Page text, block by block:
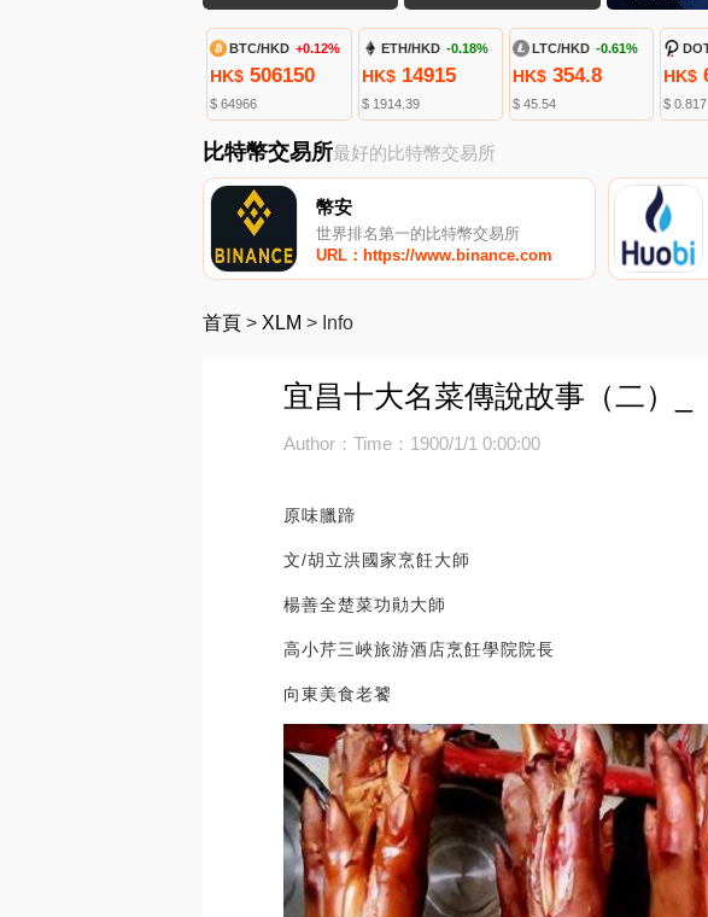
BTC/HKD +0.12%
HK$ 506150
$ 64966
ETH/HKD -0.18%
HK$14915
$ 1914.39
LTC/HKD -0.61%
HK$354.8
$ 45.54
HK$
$ 0.817
比特幣交易所最好的比特幣交易所
幣安
世界排名第一的比特幣交易所
URL：https://www.binance.com
首頁 > XLM > Info
宜昌十大名菜傳說故事（二）_
Author：Time：1900/1/1 0:00:00
原味臘蹄
文/胡立洪國家烹飪大師
楊善全楚菜功勛大師
高小芹三峽旅游酒店烹飪學院院長
向東美食老饕